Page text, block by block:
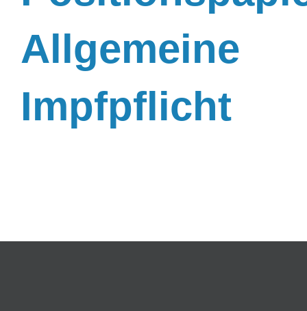
Allgemeine
Impfpflicht